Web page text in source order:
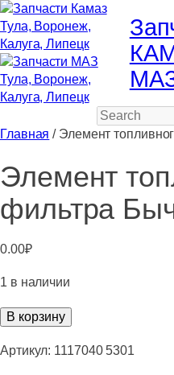
Search
Главная / Элемент
Элемент
фильтра
0.00₽
1 в наличии
Количество
Элемент
В корзину
Артикул: 1117040 5301